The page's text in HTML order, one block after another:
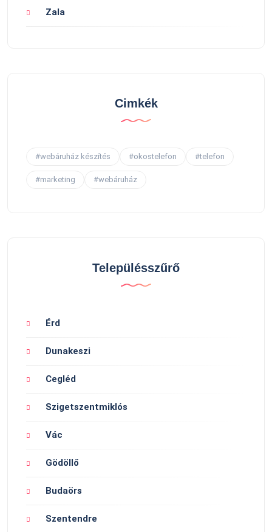
Zala
Cimkék
#webáruház készítés #okostelefon #telefon
#marketing #webáruház
Településszűrő
Érd
Dunakeszi
Cegléd
Szigetszentmiklós
Vác
Gödöllő
Budaörs
Szentendre